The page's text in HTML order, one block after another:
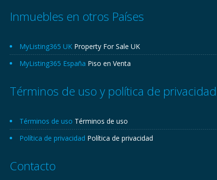
Inmuebles en otros Países
MyListing365 UK Property For Sale UK
MyListing365 España Piso en Venta
Términos de uso y política de privacidad
Términos de uso Términos de uso
Política de privacidad Política de privacidad
Contacto